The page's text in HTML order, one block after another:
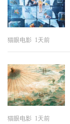
猫眼电影 1天前
猫眼电影 1天前